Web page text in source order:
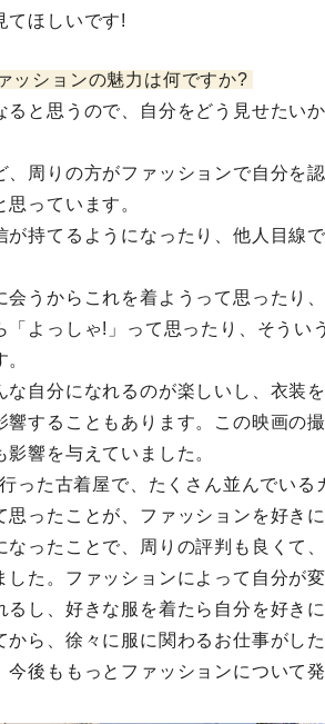
てほしいです!
ッションの魅力は何ですか?
ると思うので、自分をどう見せたい
、周りの方がファッションで自分を
っています。
持てるようになったり、他人目線
うからこれを着ようって思ったり
よっしゃ!」って思ったり、そうい
な自分になれるのが楽しいし、衣装
響することもあります。この映画の
響を与えていました。
った古着屋で、たくさん並んでいる
ったことが、ファッションを好き
なったことで、周りの評判も良くて
した。ファッションによって自分が
るし、好きな服を着たら自分を好き
から、徐々に服に関わるお仕事がし
今後ももっとファッションについて